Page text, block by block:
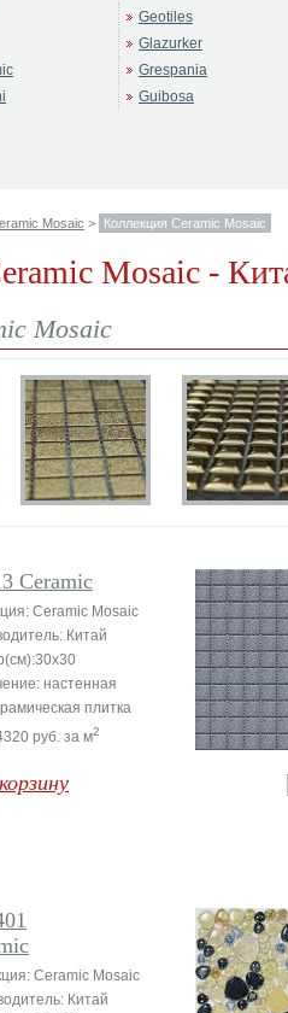
Geotiles
Glazurker
Grespania
Guibosa
Mosaic > Коллекция Ceramic Mosaic
Mosaic -
Mosaic
Ceramic
Ceramic Mosaic
Китай
настенная
плитка
руб. за м2
Ceramic Mosaic
Китай